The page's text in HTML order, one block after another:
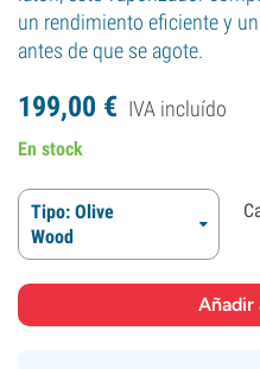
un rendimiento eficiente y
antes de que se agote.
199,00 € IVA incluído
En stock
Tipo: Olive
Wood